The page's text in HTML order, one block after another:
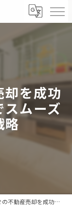
を成功
ムーズ
略
功に導く秘訣：高価格でスムーズに売るための戦略